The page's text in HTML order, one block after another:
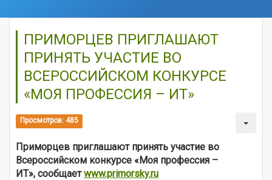
ПРИМОРЦЕВ ПРИГЛАШАЮТ
ПРИНЯТЬ УЧАСТИЕ ВО
ВСЕРОССИЙСКОМ КОНКУРСЕ
«МОЯ ПРОФЕССИЯ – ИТ»
Просмотров: 485
Приморцев приглашают принять участие во
Всероссийском конкурсе «Моя профессия –
ИТ», сообщаетwww.primorsky.ru